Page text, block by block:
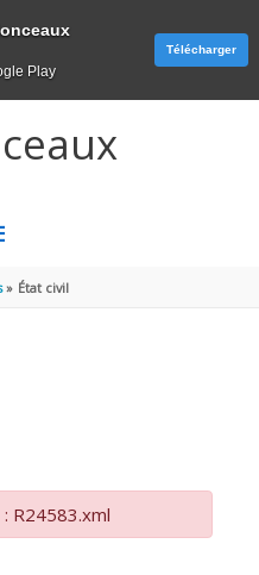
État civil
R24583.xml
Play
Télécharger